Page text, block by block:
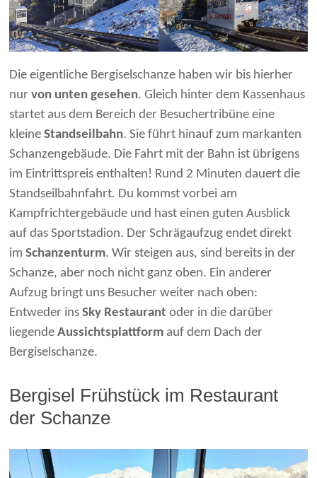
Die eigentliche Bergiselschanze haben wir bis hierher
nurvon unten gesehen. Gleich hinter dem Kassenhaus
startet aus dem Bereich der Besuchertribüne eine
kleineStandseilbahn. Sie führt hinauf zum markanten
Schanzengebäude. Die Fahrt mit der Bahn ist übrigens
im Eintrittspreis enthalten! Rund 2 Minuten dauert die
Standseilbahnfahrt. Du kommst vorbei am
Kampfrichtergebäude und hast einen guten Ausblick
auf das Sportstadion. Der Schrägaufzug endet direkt
imSchanzenturm. Wir steigen aus, sind bereits in der
Schanze, aber noch nicht ganz oben. Ein anderer
Aufzug bringt uns Besucher weiter nach oben:
Entweder insSky Restaurant oder in die darüber
liegendeAussichtsplattform auf dem Dach der
Bergiselschanze.
Bergisel Frühstück im Restaurant
der Schanze